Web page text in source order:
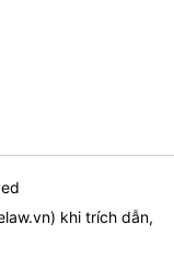
) khi trích dẫn,